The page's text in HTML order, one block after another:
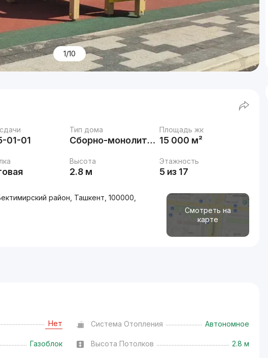
1/10
01-01
Тип дома
Сборно-монолитный
Площадь жк
15 000 м²
Высота
2.8 м
Этажность
5 из 17
Смотреть на
карте
район, Ташкент, 100000,
Нет Система Отопления Автономное
Газоблок Высота Потолков 2.8 м